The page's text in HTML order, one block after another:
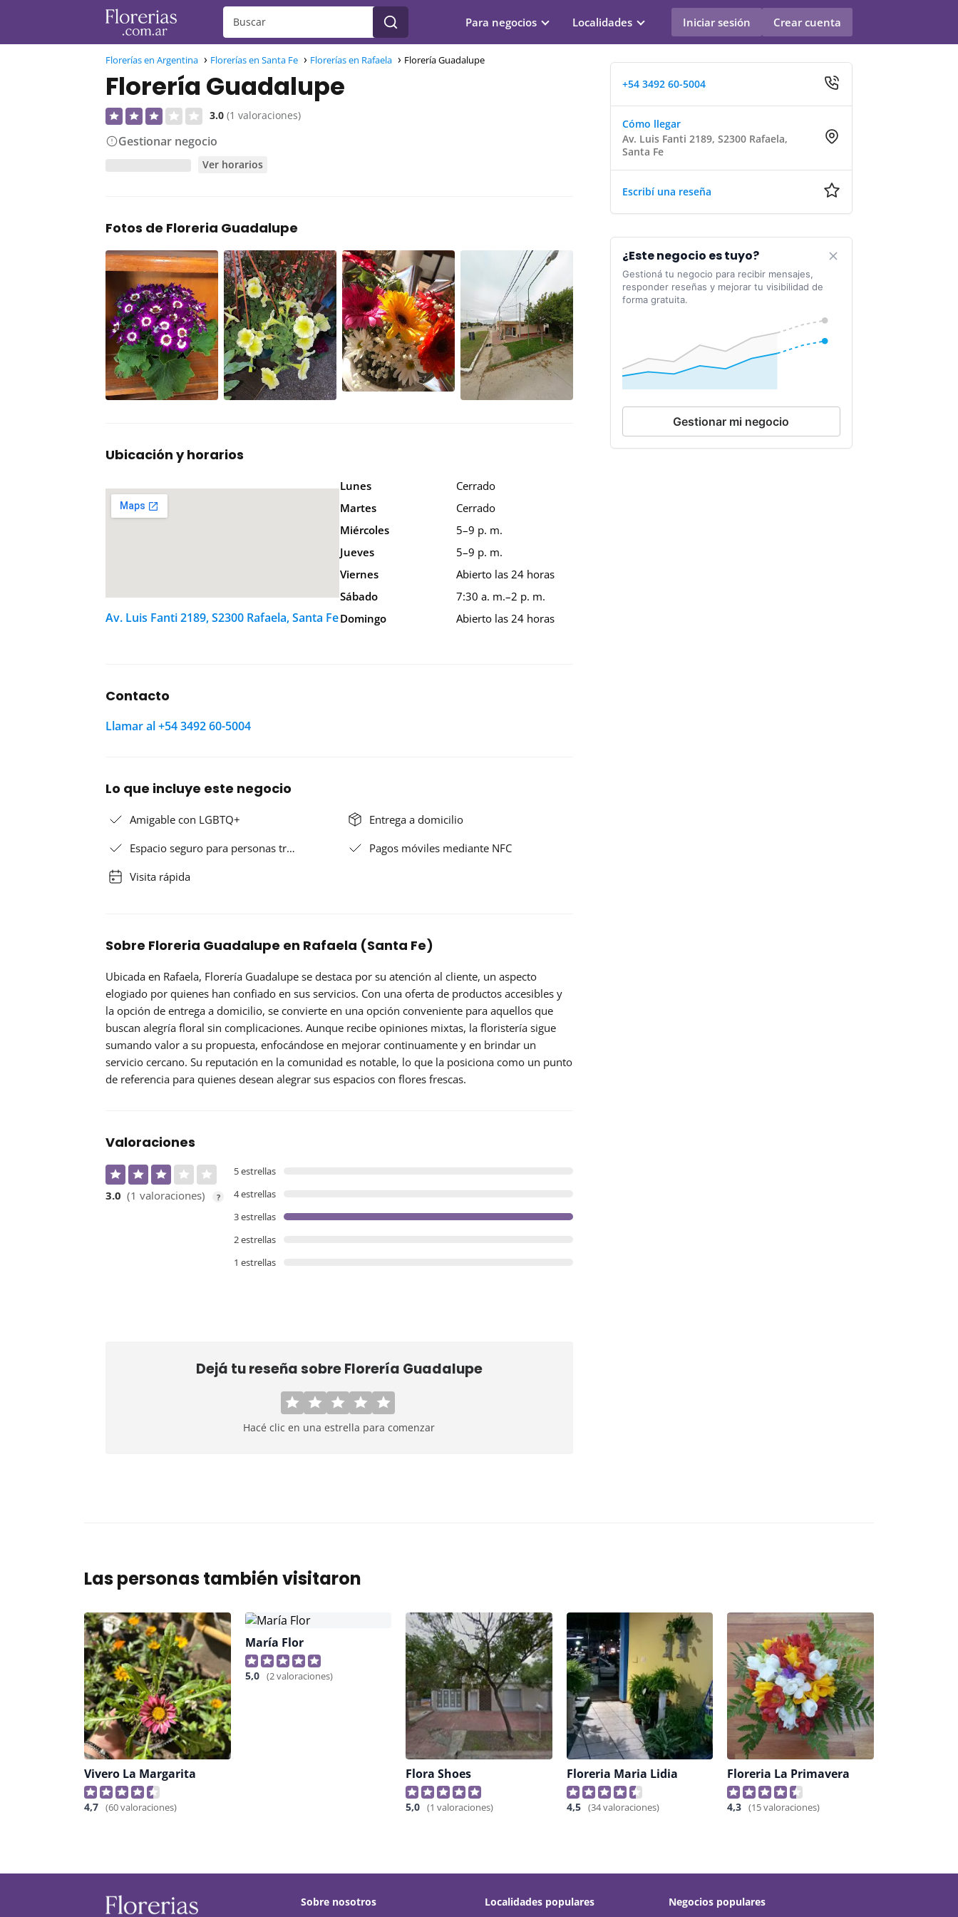
Para negocios Localidades Iniciar sesión Crear cuenta
Florerías en Argentina Florerías en Santa Fe Florerías en Rafaela Florería Guadalupe
Florería Guadalupe
3.0 (1 valoraciones)
Gestionar negocio
Ver horarios
Fotos de Floreria Guadalupe
Ubicación y horarios
Av. Luis Fanti 2189, S2300 Rafaela, Santa Fe
Lunes
Cerrado
Martes
Cerrado
Miércoles
5–9 p. m.
Jueves
5–9 p. m.
Viernes
Abierto las 24 horas
Sábado
7:30 a. m.–2 p. m.
Domingo
Abierto las 24 horas
Contacto
Llamar al +54 3492 60-5004
Lo que incluye este negocio
Amigable con LGBTQ+
Entrega a domicilio
Espacio seguro para personas tr…
Pagos móviles mediante NFC
Visita rápida
Sobre Floreria Guadalupe en Rafaela (Santa Fe)
Ubicada en Rafaela, Florería Guadalupe se destaca por su atención al cliente, un aspecto
elogiado por quienes han confiado en sus servicios. Con una oferta de productos accesibles y
la opción de entrega a domicilio, se convierte en una opción conveniente para aquellos que
buscan alegría floral sin complicaciones. Aunque recibe opiniones mixtas, la floristería sigue
sumando valor a su propuesta, enfocándose en mejorar continuamente y en brindar un
servicio cercano. Su reputación en la comunidad es notable, lo que la posiciona como un punto
de referencia para quienes desean alegrar sus espacios con flores frescas.
Valoraciones
3.0 (1 valoraciones) ?
5 estrellas
4 estrellas
3 estrellas
2 estrellas
1 estrellas
Dejá tu reseña sobreFlorería Guadalupe
Hacé clic en una estrella para comenzar
+54 3492 60-5004
Cómo llegar
Av. Luis Fanti 2189, S2300 Rafaela,
Santa Fe
Escribí una reseña
¿Este negocio es tuyo?
Gestioná tu negocio para recibir mensajes,
responder reseñas y mejorar tu visibilidad de
forma gratuita.
Gestionar mi negocio
Las personas también visitaron
Vivero La Margarita
4,7 (60 valoraciones)
María Flor
5,0 (2 valoraciones)
Flora Shoes
5,0 (1 valoraciones)
Floreria Maria Lidia
4,5 (34 valoraciones)
Floreria La Primavera
4,3 (15 valoraciones)
Sobre nosotros Localidades populares Negocios populares